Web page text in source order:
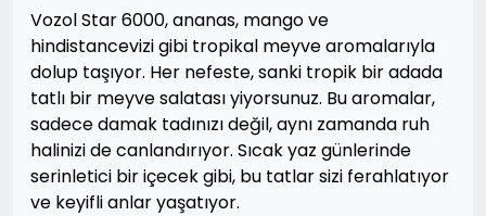
Vozol Star 6000, ananas, mango ve
hindistancevizi gibi tropikal meyve aromalarıyla
dolup taşıyor. Her nefeste, sanki tropik bir adada
tatlı bir meyve salatası yiyorsunuz. Bu aromalar,
sadece damak tadınızı değil, aynı zamanda ruh
halinizi de canlandırıyor. Sıcak yaz günlerinde
serinletici bir içecek gibi, bu tatlar sizi ferahlatıyor
ve keyifli anlar yaşatıyor.